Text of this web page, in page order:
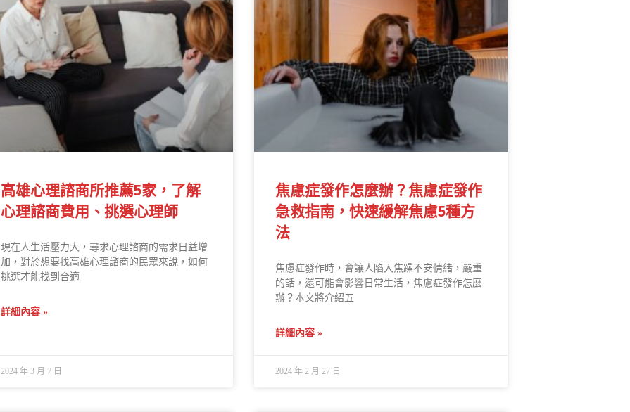
高雄心理諮商所推薦5家，了解
心理諮商費用、挑選心理師
現在人生活壓力大，尋求心理諮商的需求日益增
加，對於想要找高雄心理諮商的民眾來說，如何
挑選才能找到合適
詳細內容 »
2024 年 3 月 7 日
焦慮症發作怎麼辦？焦慮症發作
急救指南，快速緩解焦慮5種方
法
焦慮症發作時，會讓人陷入焦躁不安情緒，嚴重
的話，還可能會影響日常生活，焦慮症發作怎麼
辦？本文將介紹五
詳細內容 »
2024 年 2 月 27 日